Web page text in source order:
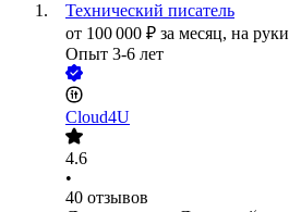
Технический писатель
от 100 000 ₽ за месяц, на руки
Опыт 3-6 лет
Cloud4U
4.6
•
40 отзывов